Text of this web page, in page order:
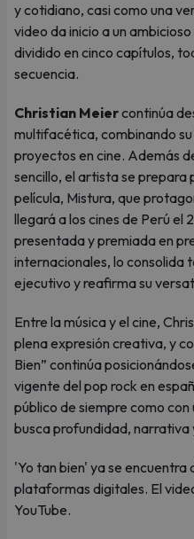
y cotidiano, casi como una
video da inicio a un
dividido en cinco capítulos,
secuencia.
Christian Meiercontinúa
multifacética, combinando
proyectos en cine. Además
sencillo, el artista se prepara
película, Mistura, que
llegará a los cines de Perú el
presentada y premiada en
internacionales, lo consolida
ejecutivo y reafirma su
Entre la música y el cine,
plena expresión creativa, y
Bien” continúa
vigente del pop rock en
público de siempre como
busca profundidad, narrativa
'Yo tan bien' ya se encuentra
plataformas digitales. El
YouTube.